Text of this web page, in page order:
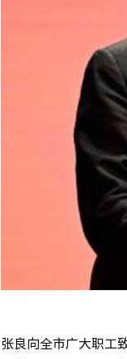
张良向全市广大职工